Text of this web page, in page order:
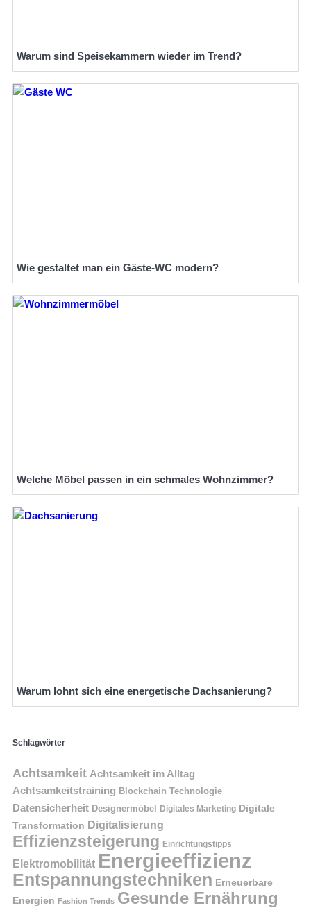
Warum sind Speisekammern wieder im Trend?
Wie gestaltet man ein Gäste-WC modern?
Welche Möbel passen in ein schmales Wohnzimmer?
Warum lohnt sich eine energetische Dachsanierung?
Schlagwörter
Achtsamkeit Achtsamkeit im Alltag
Achtsamkeitstraining Blockchain Technologie
Datensicherheit Designermöbel Digitales Marketing Digitale
Transformation Digitalisierung
Effizienzsteigerung Einrichtungstipps
Elektromobilität Energieeffizienz
Entspannungstechniken Erneuerbare
Energien Fashion Trends Gesunde Ernährung